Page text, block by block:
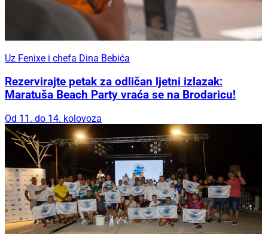
Uz Fenixe i chefa Dina Bebića
Rezervirajte petak za odličan ljetni izlazak:
Maratuša Beach Party vraća se na Brodaricu!
Od 11. do 14. kolovoza